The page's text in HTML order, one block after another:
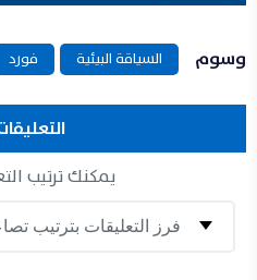
وسوم السياقة البيئية فورد
التعليقات
يمكنك ترتيب